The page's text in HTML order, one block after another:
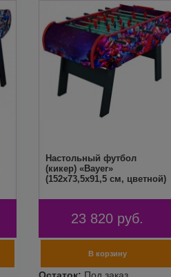
Настольный футбол
(кикер) «Bayer»
(152x73,5x91,5 см, цветной)
23 820 руб.